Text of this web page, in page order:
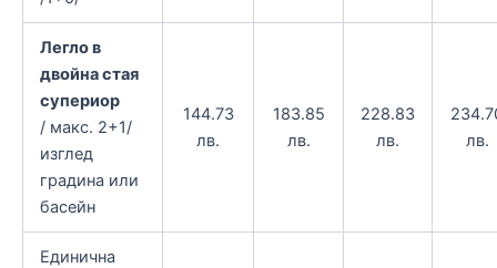
Легло в
двойна стая
супериор
/ макс. 2+1/
изглед
градина или
басейн
144.73
лв.
183.85
лв.
228.83
лв.
лв.
Единична